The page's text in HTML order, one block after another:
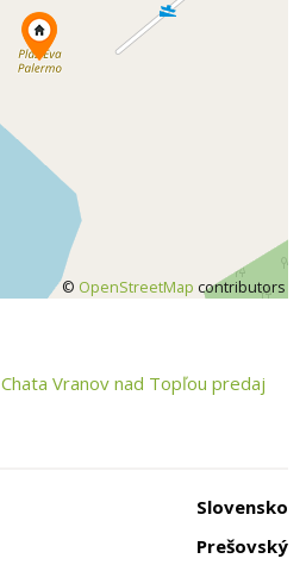
© OpenStreetMap contributors
Chata Vranov nad Topľou predaj
Slovensko
Prešovský